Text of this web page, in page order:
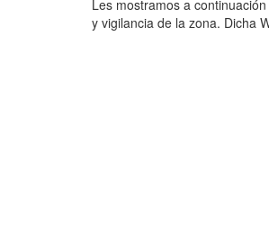
Les mostramos a
y vigilancia de la zona. Dicha